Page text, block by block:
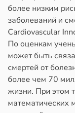
более низким
заболеваний и
Cardiovascular
По оценкам
может быть
смертей от
более чем 70
жизни. При этом
математических